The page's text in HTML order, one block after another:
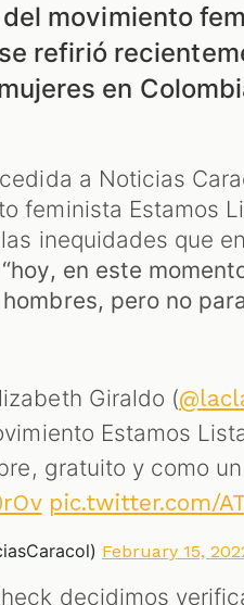
movimiento
refirió
en
a Noticias
feminista Estamos
inequidades que
“hoy, en este
pero no
Giraldo (
Estamos
gratuito y como
pic.twitter.com/
February 15,
decidimos